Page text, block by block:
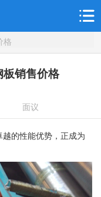
格
板销售价格
面议
的性能优势，正成为